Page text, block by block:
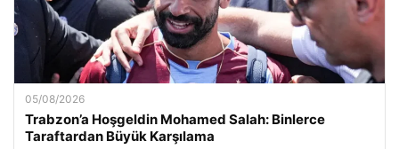
05/08/2026
Trabzon’a Hoşgeldin Mohamed Salah: Binlerce
Taraftardan Büyük Karşılama